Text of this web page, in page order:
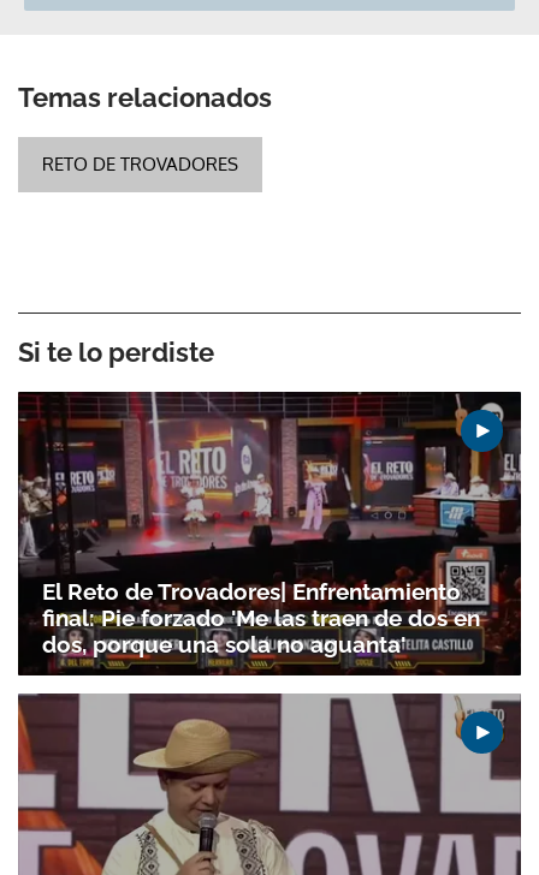
Temas relacionados
RETO DE TROVADORES
Si te lo perdiste
El Reto de Trovadores| Enfrentamiento
final: Pie forzado 'Me las traen de dos en
dos, porque una sola no aguanta'